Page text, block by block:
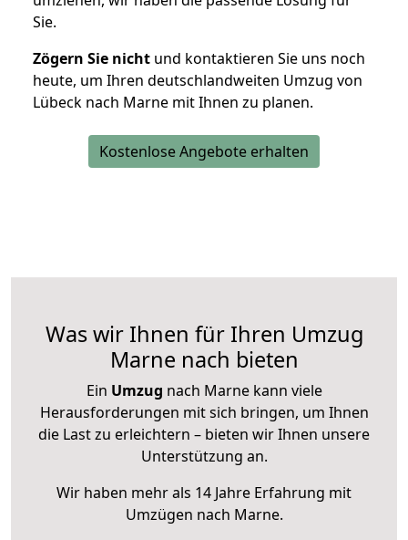
Sie.
Zögern Sie nicht und kontaktieren Sie uns noch
heute, um Ihren deutschlandweiten Umzug von
Lübeck nach Marne mit Ihnen zu planen.
Kostenlose Angebote erhalten
Was wir Ihnen für Ihren Umzug
Marne nach bieten
Ein Umzug nach Marne kann viele
Herausforderungen mit sich bringen, um Ihnen
die Last zu erleichtern – bieten wir Ihnen unsere
Unterstützung an.
Wir haben mehr als 14 Jahre Erfahrung mit
Umzügen nach Marne.